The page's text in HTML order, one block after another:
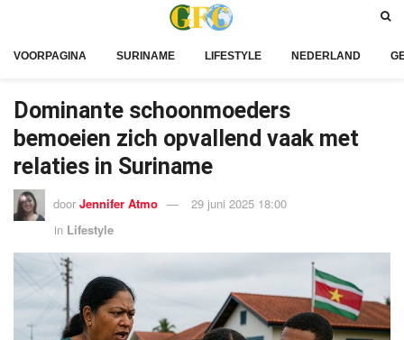
VOORPAGINA SURINAME LIFESTYLE NEDERLAND
Dominante schoonmoeders
bemoeien zich opvallend vaak met
relaties in Suriname
door Jennifer Atmo
29 juni 2025 18:00
in Lifestyle